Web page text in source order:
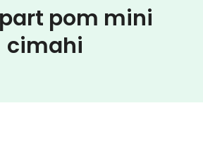
pom mini
cimahi